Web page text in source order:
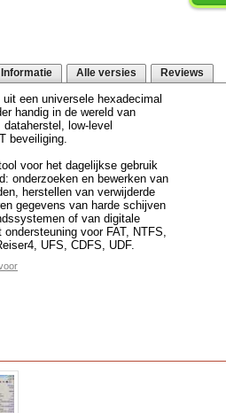
Informatie Alle versies Reviews
een universele hexadecimal
handig in de wereld van
low-level
beveiliging.
voor het dagelijkse gebruik
onderzoeken en bewerken van
herstellen van verwijderde
gegevens van harde schijven
of van digitale
voor FAT, NTFS,
UFS, CDFS, UDF.